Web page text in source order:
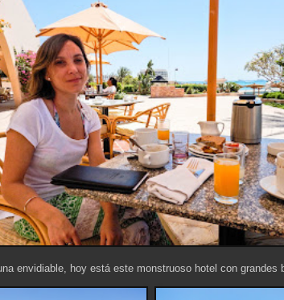
envidiable, hoy está este monstruoso hotel con grandes